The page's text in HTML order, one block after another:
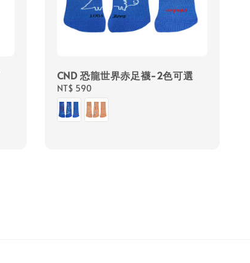
CND 恐龍世界赤足襪-2色可選
Regular
price
NT$ 590